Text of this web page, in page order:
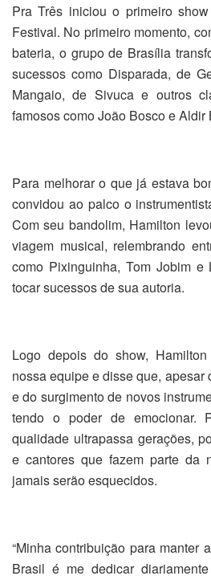
Pra Três iniciou o primeiro
Festival. No primeiro momento,
bateria, o grupo de Brasília
sucessos como Disparada, de
Mangaio, de Sivuca e outros
famosos como João Bosco e Aldir
Para melhorar o que já estava
convidou ao palco o
Com seu bandolim, Hamilton
viagem musical, relembrando
como Pixinguinha, Tom Jobim e
tocar sucessos de sua autoria.
Logo depois do show,
nossa equipe e disse que,
e do surgimento de novos
tendo o poder de emocionar.
qualidade ultrapassa gerações,
e cantores que fazem parte da
jamais serão esquecidos.
“Minha contribuição para manter
Brasil é me dedicar